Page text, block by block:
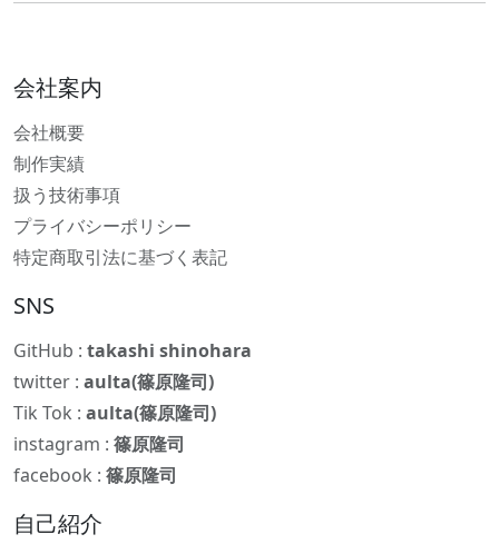
会社案内
会社概要
制作実績
扱う技術事項
プライバシーポリシー
特定商取引法に基づく表記
SNS
GitHub : takashi shinohara
twitter : aulta(篠原隆司)
Tik Tok : aulta(篠原隆司)
instagram : 篠原隆司
facebook : 篠原隆司
自己紹介